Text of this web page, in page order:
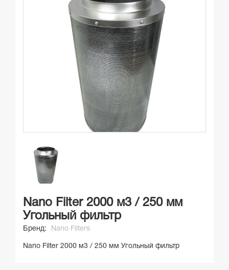
Nano Filter 2000 м3 / 250 мм
Угольный фильтр
Бренд: Nano Filters
Nano Filter 2000 м3 / 250 мм Угольный фильтр